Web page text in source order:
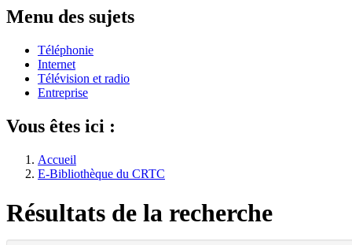
Menu des sujets
Téléphonie
Internet
Télévision et radio
Entreprise
Vous êtes ici :
Accueil
E-Bibliothèque du CRTC
Résultats de la recherche